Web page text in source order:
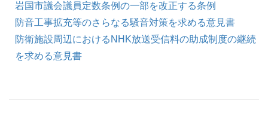
岩国市議会議員定数条例の一部を改正する条例
防音工事拡充等のさらなる騒音対策を求める意見書
防衛施設周辺におけるNHK放送受信料の助成制度の継続
を求める意見書